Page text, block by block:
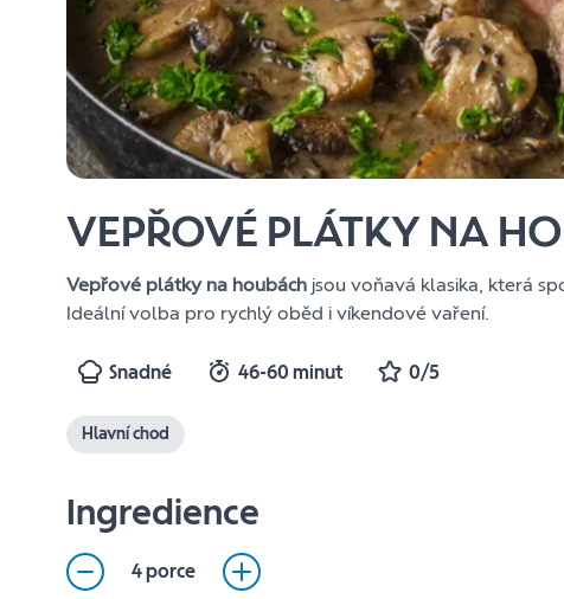
VEPŘOVÉ PLÁTKY NA
Vepřové plátky na houbách jsou voňavá klasika, která
Ideální volba pro rychlý oběd i víkendové vaření.
Snadné 46-60 minut 0/5
Hlavní chod
Ingredience
4 porce